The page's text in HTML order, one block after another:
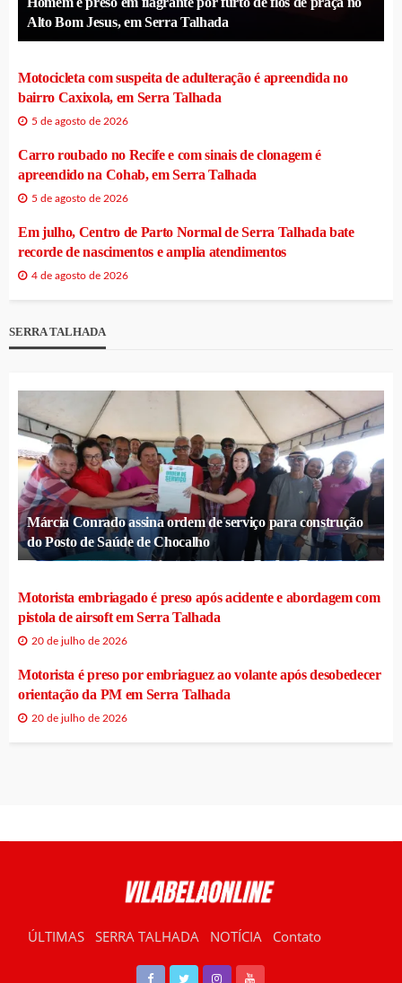
Alto Bom Jesus, em Serra Talhada
Motocicleta com suspeita de adulteração é apreendida no
bairro Caxixola, em Serra Talhada
5 de agosto de 2026
Carro roubado no Recife e com sinais de clonagem é
apreendido na Cohab, em Serra Talhada
5 de agosto de 2026
Em julho, Centro de Parto Normal de Serra Talhada bate
recorde de nascimentos e amplia atendimentos
4 de agosto de 2026
SERRA TALHADA
Márcia Conrado assina ordem de serviço para construção
do Posto de Saúde de Chocalho
Motorista embriagado é preso após acidente e abordagem com
pistola de airsoft em Serra Talhada
20 de julho de 2026
Motorista é preso por embriaguez ao volante após desobedecer
orientação da PM em Serra Talhada
20 de julho de 2026
ÚLTIMAS SERRA TALHADA NOTÍCIA Contato